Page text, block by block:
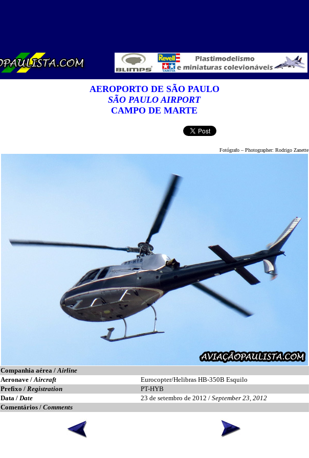
AEROPORTO DE SÃO PAULO
SÃO PAULO AIRPORT
CAMPO DE MARTE
Fotógrafo – Photographer: Rodrigo Zanette
Companhia aérea /Airline
Aeronave /Aircraft
Eurocopter/Helibras HB-350B Esquilo
Prefixo / Registration
PT-HYB
Data / Date 23 de setembro de 2012 / September 23, 2012
Comentários / Comments